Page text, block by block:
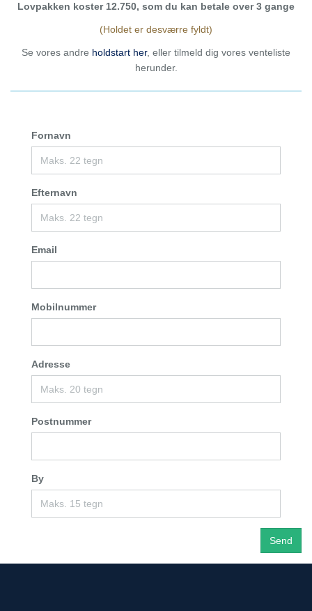
Lovpakken koster 12.750, som du kan betale over 3 gange
(Holdet er desværre fyldt)
Se vores andre holdstart her, eller tilmeld dig vores venteliste
herunder.
Fornavn
Efternavn
Email
Mobilnummer
Adresse
Postnummer
By
Send